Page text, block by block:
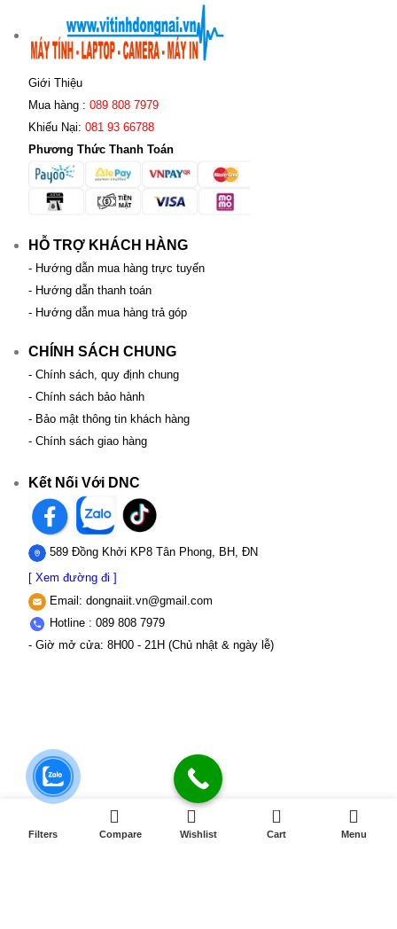
Giới Thiệu
Mua hàng : 089 808 7979
Khiếu Nại: 081 93 66788
Phương Thức Thanh Toán
HỖ TRỢ KHÁCH HÀNG
- Hướng dẫn mua hàng trực tuyến
- Hướng dẫn thanh toán
- Hướng dẫn mua hàng trả góp
CHÍNH SÁCH CHUNG
- Chính sách, quy định chung
- Chính sách bảo hành
- Bảo mật thông tin khách hàng
- Chính sách giao hàng
Kết Nối Với DNC
589 Đồng Khởi KP8 Tân Phong, BH, ĐN
[ Xem đường đi ]
Email: dongnaiit.vn@gmail.com
Hotline : 089 808 7979
- Giờ mở cửa: 8H00 - 21H (Chủ nhật & ngày lễ)
Filters Compare Wishlist
0
Cart Menu